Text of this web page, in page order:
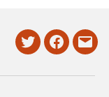
twitterfacebook